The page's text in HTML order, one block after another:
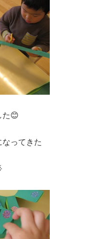
た😊
ってきた